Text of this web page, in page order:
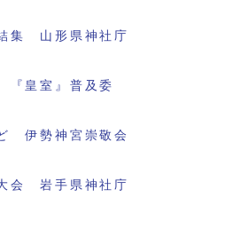
集 山形県神社庁
皇室』普及委
伊勢神宮崇敬会
会 岩手県神社庁